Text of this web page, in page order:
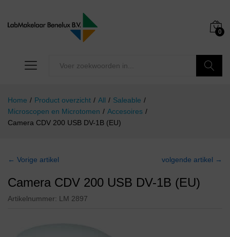
0
Home / Product overzicht / All / Saleable /
Microscopen en Microtomen / Accesoires /
Camera CDV 200 USB DV-1B (EU)
← Vorige artikel volgende artikel →
Camera CDV 200 USB DV-1B (EU)
Artikelnummer: LM 2897